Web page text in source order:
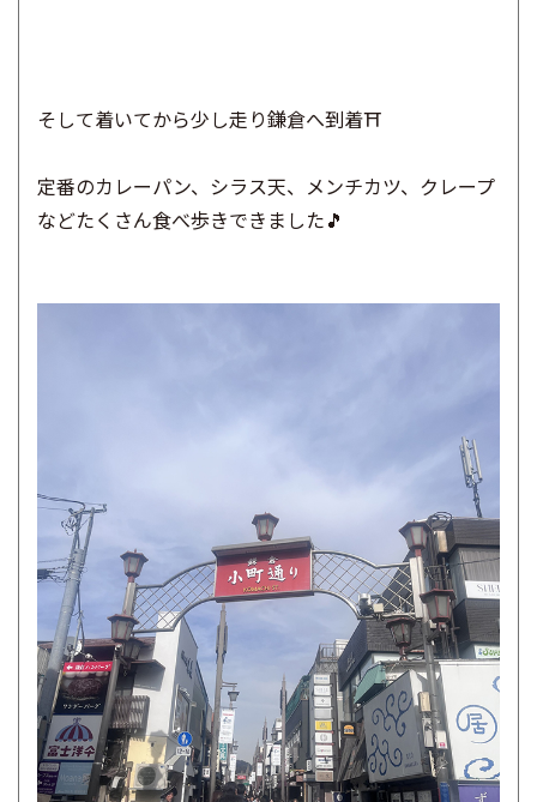
そして着いてから少し走り鎌倉へ到着⛩
定番のカレーパン、シラス天、メンチカツ、クレープ
などたくさん食べ歩きできました🎵